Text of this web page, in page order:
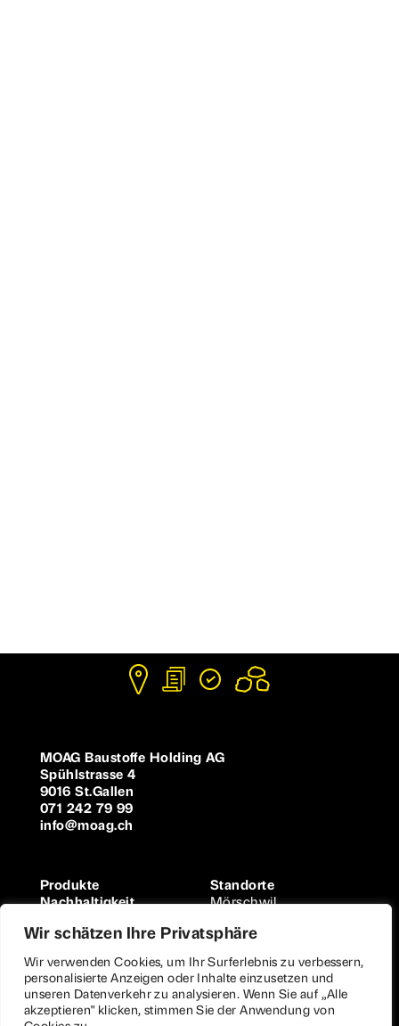
Wir schätzen Ihre Privatsphäre
Wir verwenden Cookies, um Ihr Surferlebnis zu verbessern,
personalisierte Anzeigen oder Inhalte einzusetzen und
unseren Datenverkehr zu analysieren. Wenn Sie auf „Alle
akzeptieren" klicken, stimmen Sie der Anwendung von
MOAG Baustoffe Holding AG
Spühlstrasse 4
9016 St.Gallen
071 242 79 99
info@moag.ch
Produkte
Nachhaltigkeit
Ansprechpartner
Datenschutz
Impressum
AGB
Standorte
Mörschwil
Uzwil
Sennwald
Weiningen